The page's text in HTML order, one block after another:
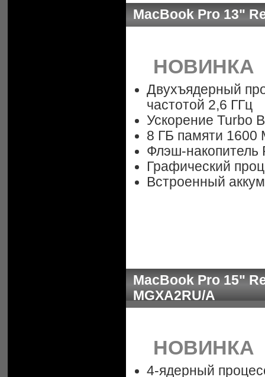
MacBook Pro 13"
НОВИНКА
Двухъядерный
частотой 2,6 ГГц
Ускорение Turbo
8 ГБ памяти 1600
Флэш-накопитель
Графический
Встроенный
MacBook Pro 15"
MGXA2RU/A
НОВИНКА
4-ядерный